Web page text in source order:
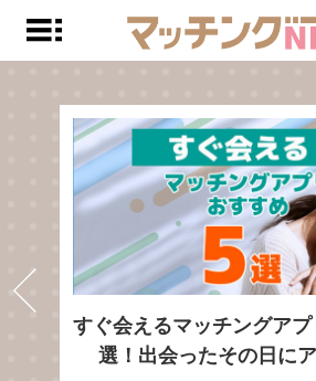
すぐ会えるマッチングア
選！出会ったその日に